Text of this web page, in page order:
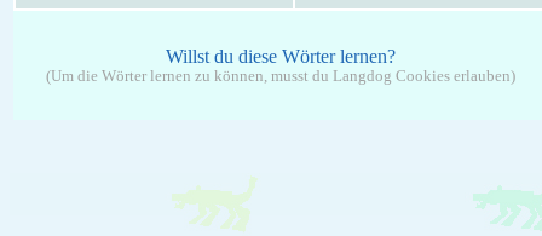
Willst du diese Wörter lernen?
(Um die Wörter lernen zu können, musst du Langdog Cookies erlauben)